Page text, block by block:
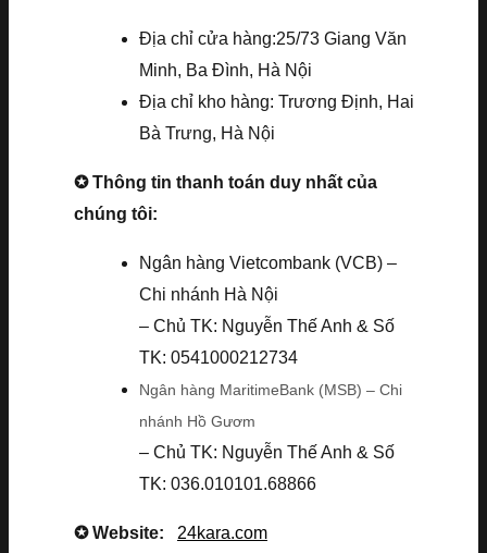
Địa chỉ cửa hàng:25/73 Giang Văn
Minh, Ba Đình, Hà Nội
Địa chỉ kho hàng: Trương Định, Hai
Bà Trưng, Hà Nội
✪ Thông tin thanh toán duy nhất của
chúng tôi:
Ngân hàng Vietcombank (VCB) –
Chi nhánh Hà Nội
– Chủ TK: Nguyễn Thế Anh & Số
TK: 0541000212734
Ngân hàng MaritimeBank (MSB) – Chi
nhánh Hồ Gươm
– Chủ TK: Nguyễn Thế Anh & Số
TK: 036.010101.68866
✪ Website: 24kara.com